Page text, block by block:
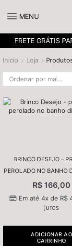
MENU
FRETE GRÁTIS
Início Loja
BRINCO DESEJO –
PEROLADO NO BANHO
R$166,00
Em até 4x de R$
juros
ADICIONAR AO
CARRINHO